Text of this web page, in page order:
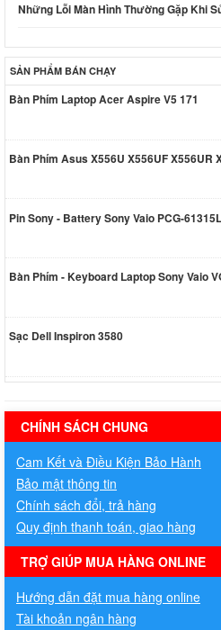
Những Lỗi Màn Hình Thường Gặp Khi
SẢN PHẨM BÁN CHẠY
Bàn Phím Laptop Acer Aspire V5 171
Bàn Phím Asus X556U X556UF X556UR
Pin Sony - Battery Sony Vaio PCG-61315L
Bàn Phím - Keyboard Laptop Sony Vaio
Sạc Dell Inspiron 3580
hermes handbags outlet online
CHÍNH SÁCH CHUNG
Cam Kết và Điều Kiện Bảo Hành
Bảo mật thông tin
Chính sách đổi, trả hàng
Quy định thanh toán, giao hàng
TRỢ GIÚP MUA HÀNG ONLINE
Hướng dẫn đặt mua hàng online
Tài khoản ngân hàng